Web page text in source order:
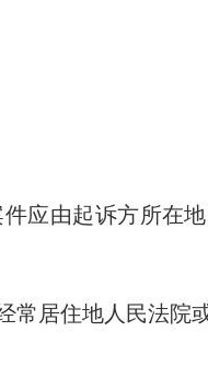
应由起诉方所在
常居住地人民法院